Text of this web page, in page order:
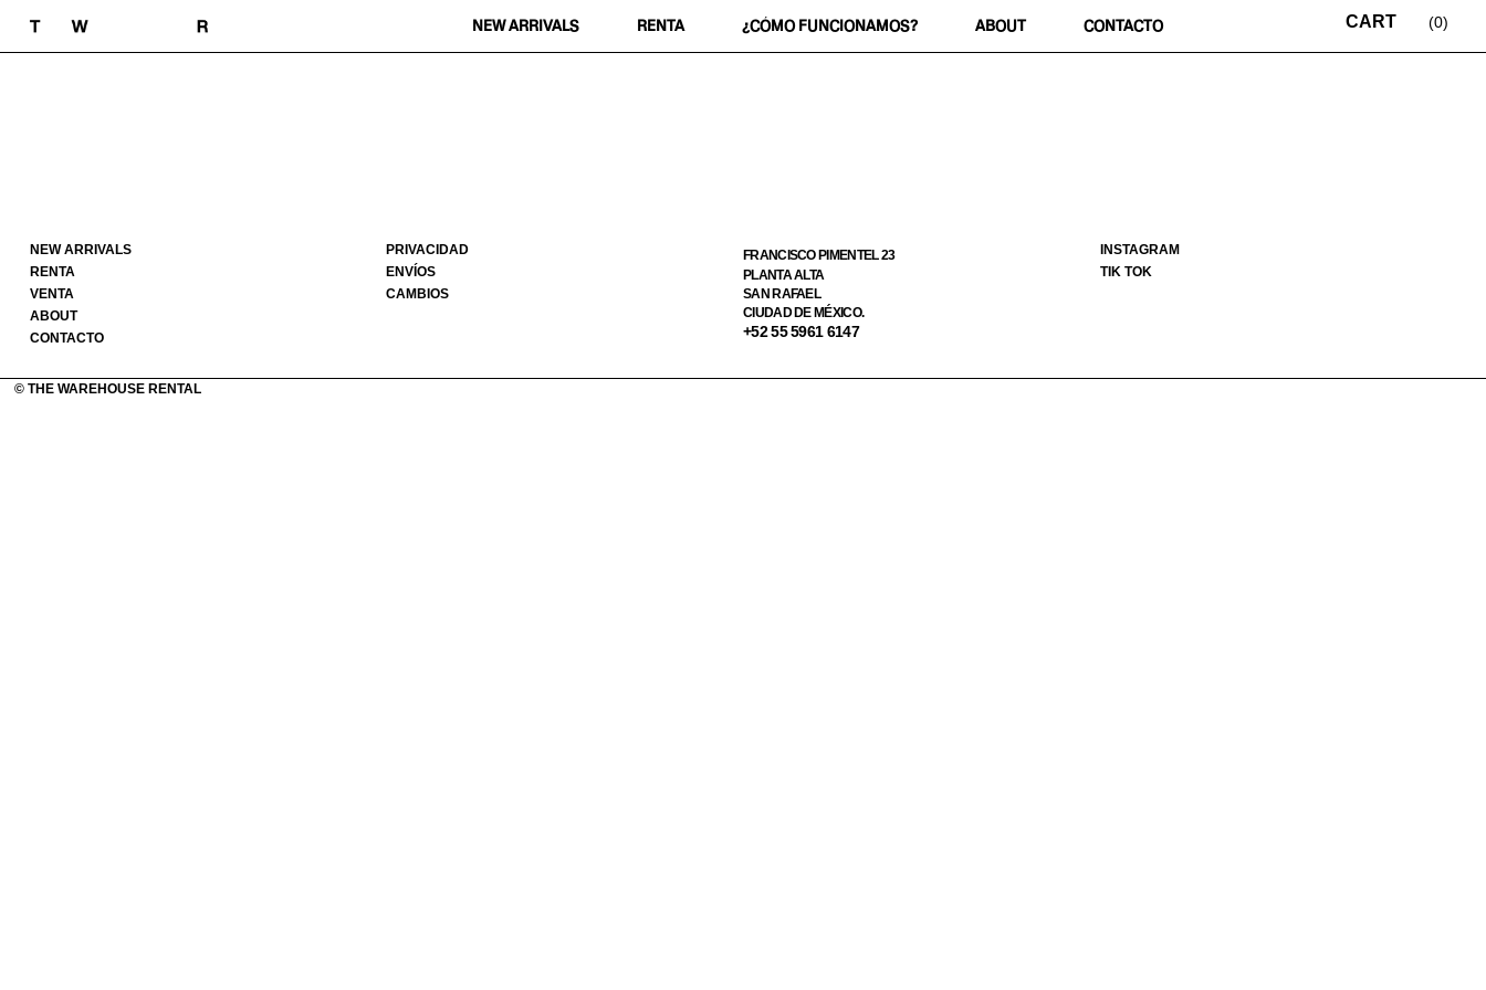
NEW ARRIVALS RENTA ¿CÓMO FUNCIONAMOS? ABOUT CONTACTO 0
NEW ARRIVALS
RENTA
VENTA
ABOUT
CONTACTO
PRIVACIDAD
ENVÍOS
CAMBIOS
FRANCISCO PIMENTEL 23
PLANTA ALTA
SAN RAFAEL
CIUDAD DE MÉXICO.
+52 55 5961 6147
INSTAGRAM
TIK TOK
© THE WAREHOUSE RENTAL